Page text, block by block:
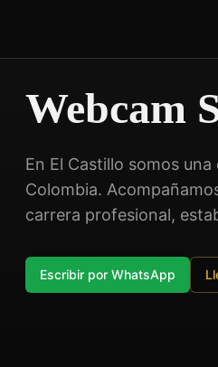
Webcam
En El Castillo somos
Colombia.
carrera profesional,
Escribir por WhatsApp